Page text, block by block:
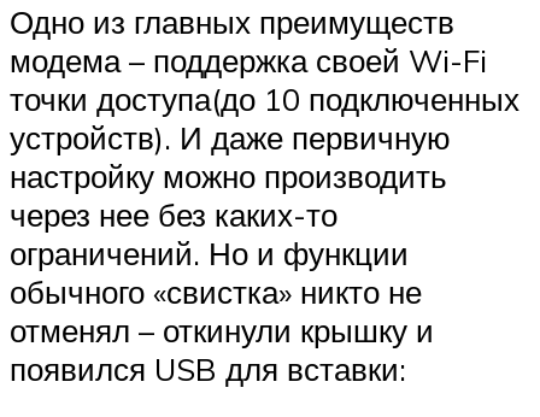
Одно из главных преимуществ
модема – поддержка своей Wi-Fi
точки доступа(до 10 подключенных
устройств). И даже первичную
настройку можно производить
через нее без каких-то
ограничений. Но и функции
обычного «свистка» никто не
отменял – откинули крышку и
появился USB для вставки: